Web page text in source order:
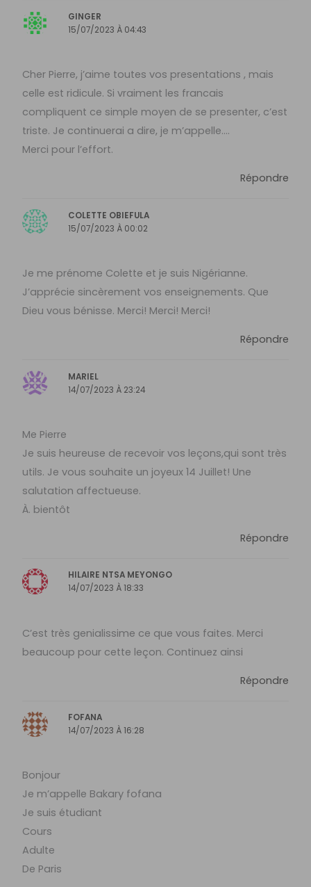
GINGER
15/07/2023 À 04:43
Cher Pierre, j’aime toutes vos presentations , mais
celle est ridicule. Si vraiment les francais
compliquent ce simple moyen de se presenter, c’est
triste. Je continuerai a dire, je m’appelle….
Merci pour l’effort.
Répondre
COLETTE OBIEFULA
15/07/2023 À 00:02
Je me prénome Colette et je suis Nigérianne.
J’apprécie sincèrement vos enseignements. Que
Dieu vous bénisse. Merci! Merci! Merci!
Répondre
MARIEL
14/07/2023 À 23:24
Me Pierre
Je suis heureuse de recevoir vos leçons,qui sont très
utils. Je vous souhaite un joyeux 14 Juillet! Une
salutation affectueuse.
À. bientôt
Répondre
HILAIRE NTSA MEYONGO
14/07/2023 À 18:33
C’est très genialissime ce que vous faites. Merci
beaucoup pour cette leçon. Continuez ainsi
Répondre
FOFANA
14/07/2023 À 16:28
Bonjour
Je m’appelle Bakary fofana
Je suis étudiant
Cours
Adulte
De Paris